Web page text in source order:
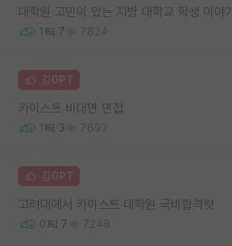
대학원 고민이 있는 지방 대학교 학생 이야기
1 7 7824
김GPT
카이스트 비대면 면접
1 3 7692
김GPT
고려대에서 카이스트 대학원 국비합격컷
0 7 7248